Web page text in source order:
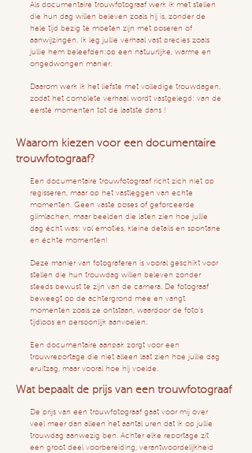
Als documentaire trouwfotograaf werk ik met stellen
die hun dag willen beleven zoals hij is, zonder de
hele tijd bezig te moeten zijn met poseren of
aanwijzingen. Ik leg jullie verhaal vast precies zoals
jullie hem beleefden:op een natuurlijke, warme en
ongedwongen manier.
Daarom werk ik het liefste met volledige trouwdagen,
zodat het complete verhaal wordt vastgelegd: van de
eerste momenten tot de laatste dans !
Waarom kiezen voor een documentaire
trouwfotograaf?
Een documentaire trouwfotograaf richt zich niet op
regisseren, maar op het vastleggen van echte
momenten. Geen vaste poses of geforceerde
glimlachen, maar beelden die laten zien hoe jullie
dag écht was: vol emoties, kleine details en spontane
en échte momenten!
Deze manier van fotograferen is vooral geschikt voor
stellen die hun trouwdag willen beleven zonder
steeds bewust te zijn van de camera. De fotograaf
beweegt op de achtergrond mee en vangt
momenten zoals ze ontstaan, waardoor de foto’s
tijdloos en persoonlijk aanvoelen.
Een documentaire aanpak zorgt voor een
trouwreportage die niet alleen laat zien hoe jullie dag
eruitzag, maar vooral hoe hij voelde.
Wat bepaalt de prijs van een trouwfotograaf
De prijs van een trouwfotograaf gaat voor mij over
veel meer dan alleen het aantal uren dat ik op jullie
trouwdag aanwezig ben. Achter elke reportage zit
een groot deel voorbereiding, verantwoordelijkheid